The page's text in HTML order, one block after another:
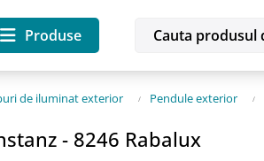
Produse
de iluminat exterior Pendule exterior
- 8246 Rabalux